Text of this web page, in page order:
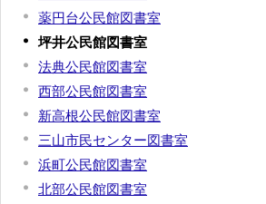
薬円台公民館図書室
坪井公民館図書室
法典公民館図書室
西部公民館図書室
新高根公民館図書室
三山市民センター図書室
浜町公民館図書室
北部公民館図書室